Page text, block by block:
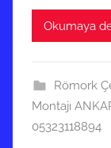
ö
r
i
l
r
k
2
0
Okumaya
Römork
Montajı
05323118894